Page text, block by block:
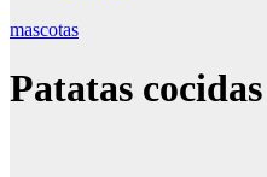
mascotas
Patatas